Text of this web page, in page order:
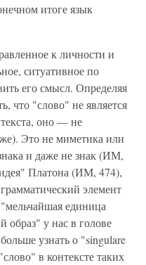
итоге язык
к личности и
ситуативное по
его смысл. Определяя
что "слово" не является
оно — не
Это не миметика или
и даже не знак (ИМ,
Платона (ИМ, 474),
элемент
единица
у нас в голове
узнать о "singulare
в контексте таких